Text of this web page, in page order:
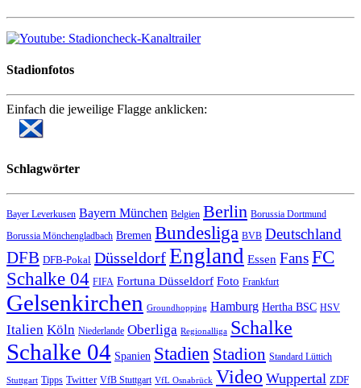
Stadionfotos
Einfach die jeweilige Flagge anklicken:
Schlagwörter
Bayer Leverkusen Bayern München Belgien Berlin Borussia Dortmund
Borussia Mönchengladbach Bremen Bundesliga BVB Deutschland
DFB DFB-Pokal DüsseldorfEngland Essen FansFC
Schalke 04 FIFA Fortuna Düsseldorf Foto Frankfurt
Gelsenkirchen Groundhopping Hamburg Hertha BSC HSV
Italien Köln Niederlande Oberliga Regionalliga Schalke
Schalke 04 Spanien Stadien Stadion Standard Lüttich
Stuttgart Tipps Twitter VfB Stuttgart VfL Osnabrück Video Wuppertal ZDF